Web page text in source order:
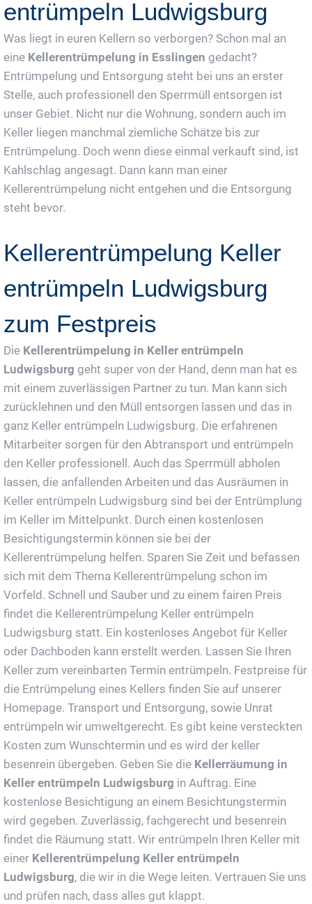
entrümpeln Ludwigsburg
Was liegt in euren Kellern so verborgen? Schon mal an
eine Kellerentrümpelung in Esslingen gedacht?
Entrümpelung und Entsorgung steht bei uns an erster
Stelle, auch professionell den Sperrmüll entsorgen ist
unser Gebiet. Nicht nur die Wohnung, sondern auch im
Keller liegen manchmal ziemliche Schätze bis zur
Entrümpelung. Doch wenn diese einmal verkauft sind, ist
Kahlschlag angesagt. Dann kann man einer
Kellerentrümpelung nicht entgehen und die Entsorgung
steht bevor.
Kellerentrümpelung Keller
entrümpeln Ludwigsburg
zum Festpreis
Die Kellerentrümpelung in Keller entrümpeln
Ludwigsburg geht super von der Hand, denn man hat es
mit einem zuverlässigen Partner zu tun. Man kann sich
zurücklehnen und den Müll entsorgen lassen und das in
ganz Keller entrümpeln Ludwigsburg. Die erfahrenen
Mitarbeiter sorgen für den Abtransport und entrümpeln
den Keller professionell. Auch das Sperrmüll abholen
lassen, die anfallenden Arbeiten und das Ausräumen in
Keller entrümpeln Ludwigsburg sind bei der Entrümplung
im Keller im Mittelpunkt. Durch einen kostenlosen
Besichtigungstermin können sie bei der
Kellerentrümpelung helfen. Sparen Sie Zeit und befassen
sich mit dem Thema Kellerentrümpelung schon im
Vorfeld. Schnell und Sauber und zu einem fairen Preis
findet die Kellerentrümpelung Keller entrümpeln
Ludwigsburg statt. Ein kostenloses Angebot für Keller
oder Dachboden kann erstellt werden. Lassen Sie Ihren
Keller zum vereinbarten Termin entrümpeln. Festpreise für
die Entrümpelung eines Kellers finden Sie auf unserer
Homepage. Transport und Entsorgung, sowie Unrat
entrümpeln wir umweltgerecht. Es gibt keine versteckten
Kosten zum Wunschtermin und es wird der keller
besenrein übergeben. Geben Sie die Kellerräumung in
Keller entrümpeln Ludwigsburg in Auftrag. Eine
kostenlose Besichtigung an einem Besichtungstermin
wird gegeben. Zuverlässig, fachgerecht und besenrein
findet die Räumung statt. Wir entrümpeln Ihren Keller mit
einer Kellerentrümpelung Keller entrümpeln
Ludwigsburg, die wir in die Wege leiten. Vertrauen Sie uns
und prüfen nach, dass alles gut klappt.